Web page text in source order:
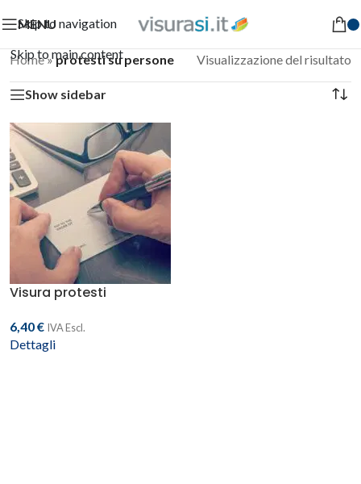
Skip to navigation
Skip to main content
MENU
Home»protesti su persone Visualizzazione del risultato
Show sidebar
Visura protesti
6,40€ IVA Escl.
Dettagli